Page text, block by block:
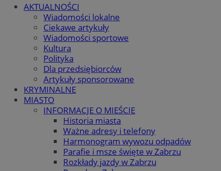
AKTUALNOŚCI
Wiadomości lokalne
Ciekawe artykuły
Wiadomości sportowe
Kultura
Polityka
Dla przedsiębiorców
Artykuły sponsorowane
KRYMINALNE
MIASTO
INFORMACJE O MIEŚCIE
Historia miasta
Ważne adresy i telefony
Harmonogram wywozu odpadów
Parafie i msze święte w Zabrzu
Rozkłady jazdy w Zabrzu